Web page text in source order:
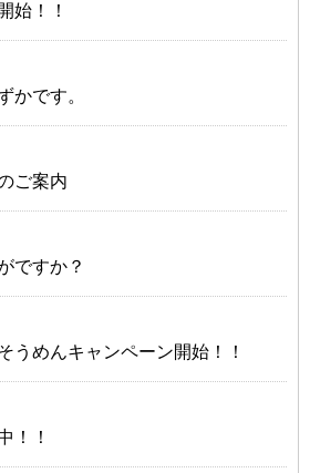
始！！
かです。
ご案内
ですか？
うめんキャンペーン開始！！
！！